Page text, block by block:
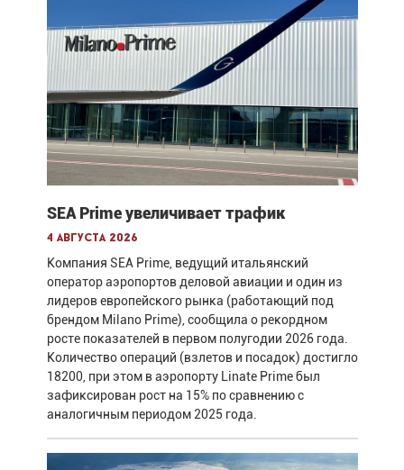
SEA Prime увеличивает трафик
4 августа 2026
Компания SEA Prime, ведущий итальянский
оператор аэропортов деловой авиации и один из
лидеров европейского рынка (работающий под
брендом Milano Prime), сообщила о рекордном
росте показателей в первом полугодии 2026 года.
Количество операций (взлетов и посадок) достигло
18200, при этом в аэропорту Linate Prime был
зафиксирован рост на 15% по сравнению с
аналогичным периодом 2025 года.